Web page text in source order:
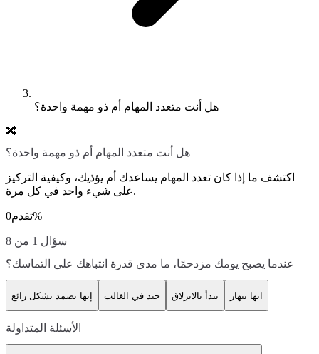
هل أنت متعدد المهام أم ذو مهمة واحدة؟
🔀
هل أنت متعدد المهام أم ذو مهمة واحدة؟
اكتشف ما إذا كان تعدد المهام يساعدك أم يؤذيك، وكيفية التركيز
على شيء واحد في كل مرة.
تقدم0 %
سؤال 1 من 8
عندما يصبح يومك مزدحمًا، ما مدى قدرة انتباهك على التماسك؟
إنها تصمد بشكل رائع جيد في الغالب يبدأ بالانزلاق انها تنهار
الأسئلة المتداولة